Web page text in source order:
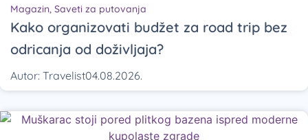
Magazin, Saveti za putovanja
Kako organizovati budžet za road trip bez
odricanja od doživljaja?
Autor: Travelist04.08.2026.